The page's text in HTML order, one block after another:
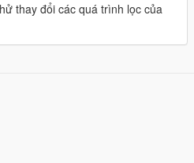
thay đổi các quá trình lọc của